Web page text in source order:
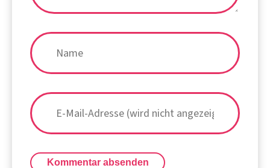
Kommentar absenden